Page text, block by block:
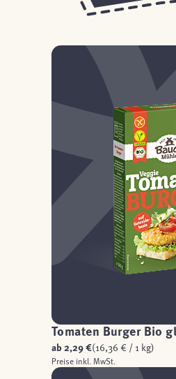
Tomaten Burger Bio
ab 2,29 €(16,36 € / 1 kg)
Preise inkl. MwSt.